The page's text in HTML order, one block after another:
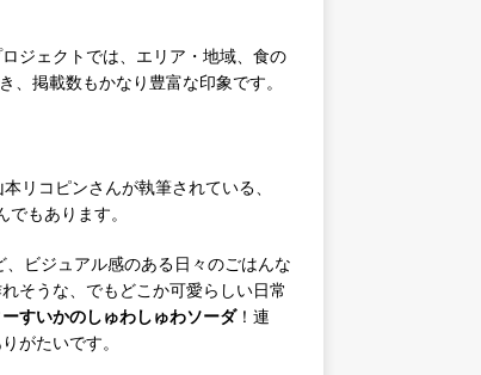
ジェクトでは、エリア・地域、食の
掲載数もかなり豊富な印象です。
リコピンさんが執筆されている、
もあります。
ビジュアル感のある日々のごはんな
そうな、でもどこか可愛らしい日常
すいかのしゅわしゅわソーダ！連
がたいです。